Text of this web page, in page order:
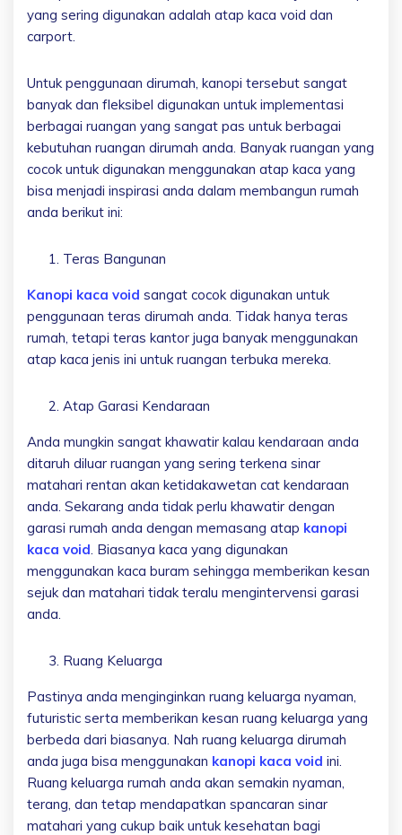
yang sering digunakan adalah atap kaca void dan
carport.
Untuk penggunaan dirumah, kanopi tersebut sangat
banyak dan fleksibel digunakan untuk implementasi
berbagai ruangan yang sangat pas untuk berbagai
kebutuhan ruangan dirumah anda. Banyak ruangan yang
cocok untuk digunakan menggunakan atap kaca yang
bisa menjadi inspirasi anda dalam membangun rumah
anda berikut ini:
Teras Bangunan
Kanopi kaca void sangat cocok digunakan untuk
penggunaan teras dirumah anda. Tidak hanya teras
rumah, tetapi teras kantor juga banyak menggunakan
atap kaca jenis ini untuk ruangan terbuka mereka.
Atap Garasi Kendaraan
Anda mungkin sangat khawatir kalau kendaraan anda
ditaruh diluar ruangan yang sering terkena sinar
matahari rentan akan ketidakawetan cat kendaraan
anda. Sekarang anda tidak perlu khawatir dengan
garasi rumah anda dengan memasang atap kanopi
kaca void. Biasanya kaca yang digunakan
menggunakan kaca buram sehingga memberikan kesan
sejuk dan matahari tidak teralu mengintervensi garasi
anda.
Ruang Keluarga
Pastinya anda menginginkan ruang keluarga nyaman,
futuristic serta memberikan kesan ruang keluarga yang
berbeda dari biasanya. Nah ruang keluarga dirumah
anda juga bisa menggunakan kanopi kaca void ini.
Ruang keluarga rumah anda akan semakin nyaman,
terang, dan tetap mendapatkan spancaran sinar
matahari yang cukup baik untuk kesehatan bagi